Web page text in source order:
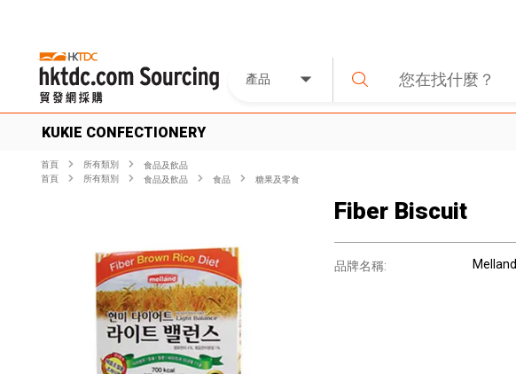
產品
KUKIE CONFECTIONERY
首頁 所有類別
食品及飲品
首頁
所有類別 食品及飲品 食品 糖果及零食
Fiber Biscuit
品牌名稱: Melland